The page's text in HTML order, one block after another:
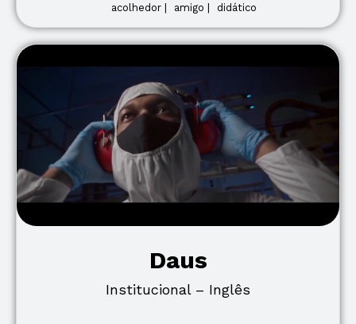
acolhedor | amigo | didático
Daus
Institucional – Inglês